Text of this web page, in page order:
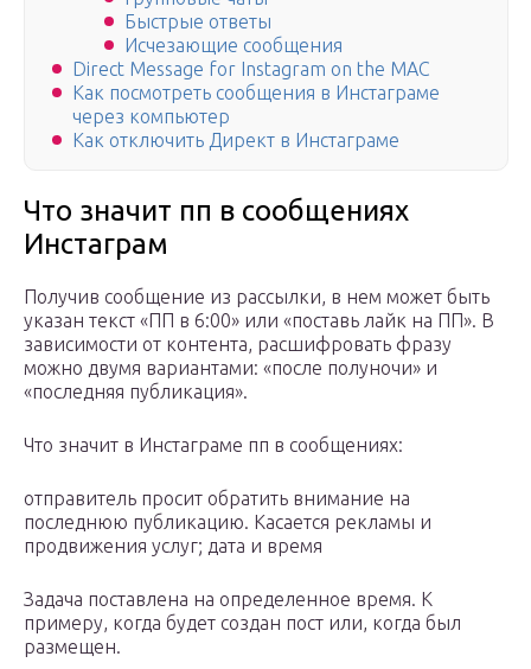
Быстрые ответы
Исчезающие сообщения
Direct Message for Instagram on the MAC
Как посмотреть сообщения в Инстаграме
через компьютер
Как отключить Директ в Инстаграме
Что значит пп в сообщениях
Инстаграм
Получив сообщение из рассылки, в нем может быть
указан текст «ПП в 6:00» или «поставь лайк на ПП». В
зависимости от контента, расшифровать фразу
можно двумя вариантами: «после полуночи» и
«последняя публикация».
Что значит в Инстаграме пп в сообщениях:
отправитель просит обратить внимание на
последнюю публикацию. Касается рекламы и
продвижения услуг; дата и время
Задача поставлена на определенное время. К
примеру, когда будет создан пост или, когда был
размещен.